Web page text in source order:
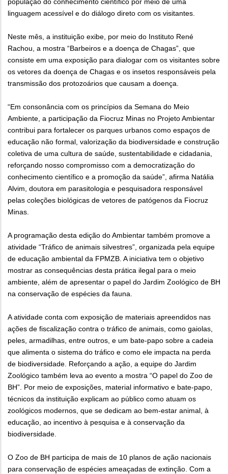
população do conhecimento científico por meio de uma
linguagem acessível e do diálogo direto com os visitantes.
Neste mês, a instituição exibe, por meio do Instituto René
Rachou, a mostra “Barbeiros e a doença de Chagas”, que
consiste em uma exposição para dialogar com os visitantes sobre
os vetores da doença de Chagas e os insetos responsáveis pela
transmissão dos protozoários que causam a doença.
“Em consonância com os princípios da Semana do Meio
Ambiente, a participação da Fiocruz Minas no Projeto Ambientar
contribui para fortalecer os parques urbanos como espaços de
educação não formal, valorização da biodiversidade e construção
coletiva de uma cultura de saúde, sustentabilidade e cidadania,
reforçando nosso compromisso com a democratização do
conhecimento científico e a promoção da saúde”, afirma Natália
Alvim, doutora em parasitologia e pesquisadora responsável
pelas coleções biológicas de vetores de patógenos da Fiocruz
Minas.
A programação desta edição do Ambientar também promove a
atividade “Tráfico de animais silvestres”, organizada pela equipe
de educação ambiental da FPMZB. A iniciativa tem o objetivo
mostrar as consequências desta prática ilegal para o meio
ambiente, além de apresentar o papel do Jardim Zoológico de BH
na conservação de espécies da fauna.
A atividade conta com exposição de materiais apreendidos nas
ações de fiscalização contra o tráfico de animais, como gaiolas,
peles, armadilhas, entre outros, e um bate-papo sobre a cadeia
que alimenta o sistema do tráfico e como ele impacta na perda
de biodiversidade. Reforçando a ação, a equipe do Jardim
Zoológico também leva ao evento a mostra “O papel do Zoo de
BH”. Por meio de exposições, material informativo e bate-papo,
técnicos da instituição explicam ao público como atuam os
zoológicos modernos, que se dedicam ao bem-estar animal, à
educação, ao incentivo à pesquisa e à conservação da
biodiversidade.
O Zoo de BH participa de mais de 10 planos de ação nacionais
para conservação de espécies ameaçadas de extinção. Com a